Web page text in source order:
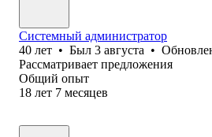
Системный администратор
40 лет • Был 3 августа •
Рассматривает предложения
Общий опыт
18 лет 7 месяцев